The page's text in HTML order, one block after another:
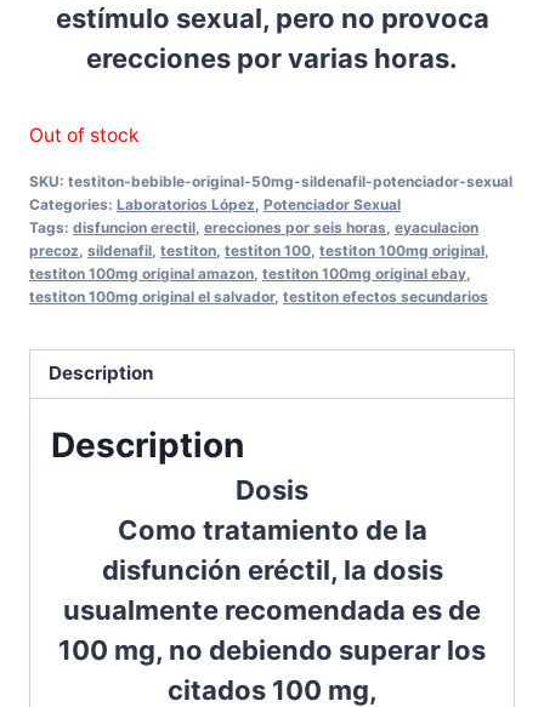
estímulo sexual, pero no provoca
erecciones por varias horas.
Out of stock
SKU: testiton-bebible-original-50mg-sildenafil-potenciador-sexual
Categories: Laboratorios López Potenciador Sexual
Tags: disfuncion erectil erecciones por seis horas eyaculacion
precoz sildenafil testiton testiton 100 testiton 100mg original
testiton 100mg original amazon testiton 100mg original ebay
testiton 100mg original el salvador, testiton efectos secundarios
Description
Description
Dosis
Como tratamiento de la
disfunción eréctil, la dosis
usualmente recomendada es de
100 mg, no debiendo superar los
citados 100 mg,